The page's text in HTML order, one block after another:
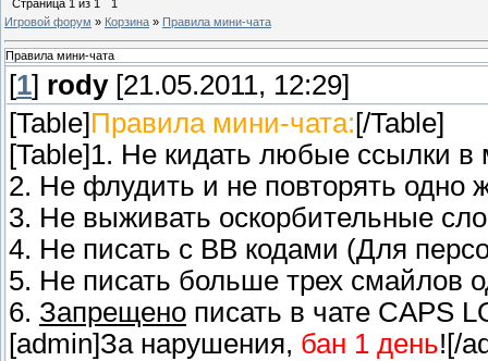
Страница 1 из 1
1
Игровой форум » Корзина » Правила мини-чата
Правила мини-чата
[1] rody[21.05.2011, 12:29]
[Table]Правила мини-чата: [/Table]
[Table]1. Не кидать любые ссылки
2. Не флудить и не повторять одно
3. Не выживать оскорбительные
4. Не писать с BB кодами (Для
5. Не писать больше трех смайлов
6. Запрещено писать в чате CAPS
[admin]За нарушения, бан 1 день![/